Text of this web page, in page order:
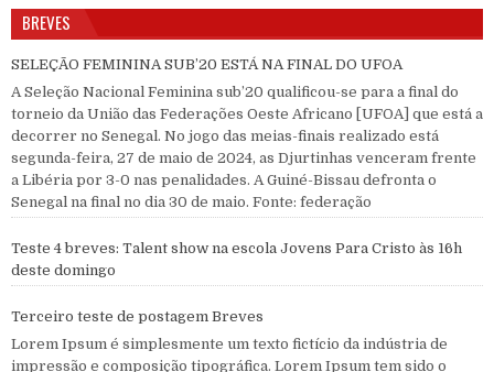
BREVES
SELEÇÃO FEMININA SUB’20 ESTÁ NA FINAL DO UFOA
A Seleção Nacional Feminina sub’20 qualificou-se para a final do
torneio da União das Federações Oeste Africano [UFOA] que está a
decorrer no Senegal. No jogo das meias-finais realizado está
segunda-feira, 27 de maio de 2024, as Djurtinhas venceram frente
a Libéria por 3-0 nas penalidades. A Guiné-Bissau defronta o
Senegal na final no dia 30 de maio. Fonte: federação
Teste 4 breves: Talent show na escola Jovens Para Cristo às 16h
deste domingo
Terceiro teste de postagem Breves
Lorem Ipsum é simplesmente um texto fictício da indústria de
impressão e composição tipográfica. Lorem Ipsum tem sido o